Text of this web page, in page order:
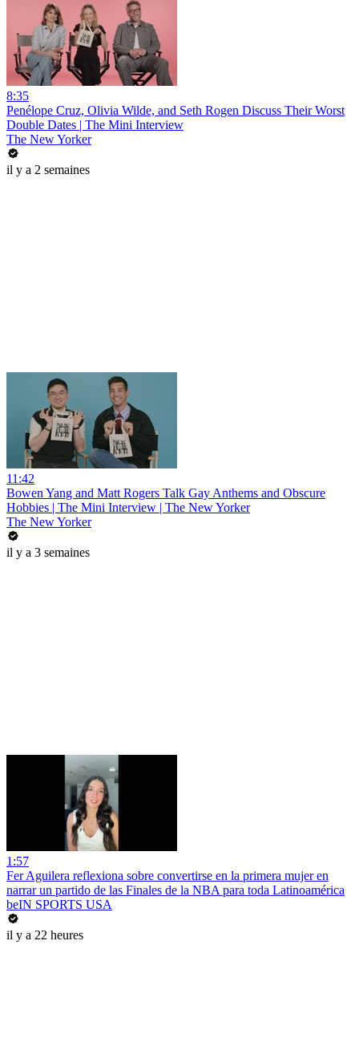
8:35
Penélope Cruz, Olivia Wilde, and Seth Rogen Discuss Their Worst
Double Dates | The Mini Interview
The New Yorker
il y a 2 semaines
11:42
Bowen Yang and Matt Rogers Talk Gay Anthems and Obscure
Hobbies | The Mini Interview | The New Yorker
The New Yorker
il y a 3 semaines
1:57
Fer Aguilera reflexiona sobre convertirse en la primera mujer en
narrar un partido de las Finales de la NBA para toda Latinoamérica
beIN SPORTS USA
il y a 22 heures